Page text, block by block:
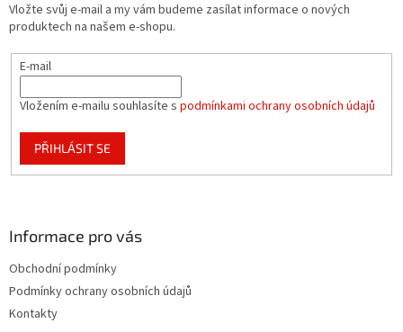
Vložte svůj e-mail a my vám budeme zasílat informace o nových
produktech na našem e-shopu.
E-mail
Vložením e-mailu souhlasíte s podmínkami ochrany osobních údajů
PŘIHLÁSIT SE
Informace pro vás
Obchodní podmínky
Podmínky ochrany osobních údajů
Kontakty